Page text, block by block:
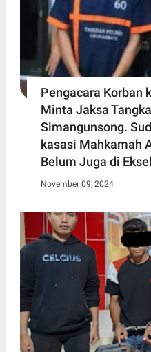
Pengacara Korban
Minta Jaksa
Simangunsong.
kasasi Mahkamah
Belum Juga di
November 09, 2024